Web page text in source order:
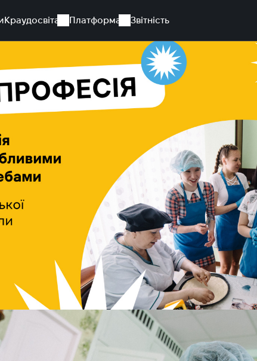
Краудосвіта Платформа Звітність
кулінарна студія для дітей з особливими